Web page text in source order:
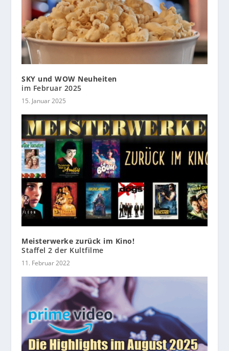
SKY und WOW Neuheiten
im Februar 2025
15. Januar 2025
Meisterwerke zurück im Kino!
Staffel 2 der Kultfilme
11. Februar 2022